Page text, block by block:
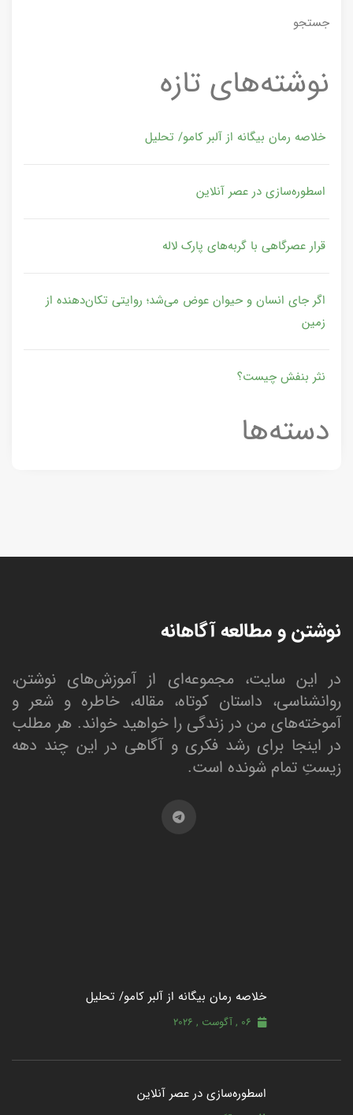
جستجو
نوشته‌های تازه
خلاصه رمان بیگانه از آلبر کامو/ تحلیل
اسطوره‌سازی در عصر آنلاین
قرار عصرگاهی با گربه‌های پارک لاله
اگر جای انسان و حیوان عوض می‌شد؛ روایتی تکان‌دهنده از
زمین
نثر بنفش چیست؟
دسته‌ها
نوشتن و مطالعه آگاهانه
در این سایت، مجموعه‌ای از آموزش‌های نوشتن،
روانشناسی، داستان کوتاه، مقاله، خاطره و شعر و
آموخته‌های من در زندگی را خواهید خواند. هر مطلب
در اینجا برای رشد فکری و آگاهی در این چند دهه
زیستِ تمام شونده است.
خلاصه رمان بیگانه از آلبر کامو/ تحلیل
06 , آگوست , 2026
اسطوره‌سازی در عصر آنلاین